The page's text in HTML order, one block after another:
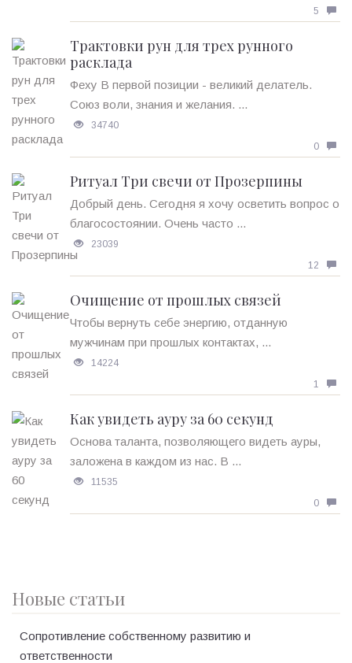
5
Трактовки рун для трех рунного
расклада
Феху В первой позиции - великий делатель.
Союз воли, знания и желания. ...
34740
0
Ритуал Три свечи от Прозерпины
Добрый день. Сегодня я хочу осветить вопрос о
благосостоянии. Очень часто ...
23039
12
Очищение от прошлых связей
Чтобы вернуть себе энергию, отданную
мужчинам при прошлых контактах, ...
14224
1
Как увидеть ауру за 60 секунд
Основа таланта, позволяющего видеть ауры,
заложена в каждом из нас. В ...
11535
0
Новые статьи
Сопротивление собственному развитию и
ответственности